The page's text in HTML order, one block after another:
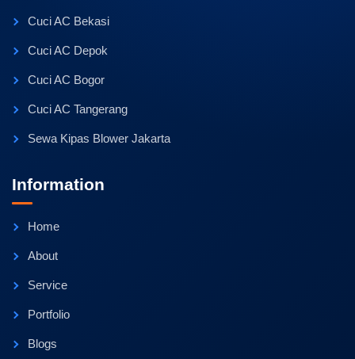
Cuci AC Bekasi
Cuci AC Depok
Cuci AC Bogor
Cuci AC Tangerang
Sewa Kipas Blower Jakarta
Information
Home
About
Service
Portfolio
Blogs